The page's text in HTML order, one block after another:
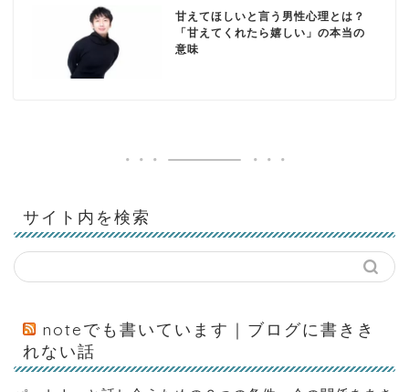
甘えてほしいと言う男性心理とは？
「甘えてくれたら嬉しい」の本当の
意味
サイト内を検索
noteでも書いています｜ブログに書きき
れない話